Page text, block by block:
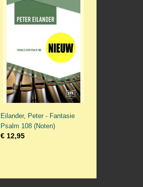
Eilander, Peter - Fantasie
Psalm 108 (Noten)
€ 12,95